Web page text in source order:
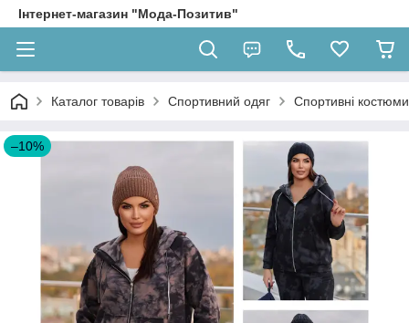
Інтернет-магазин "Мода-Позитив"
Каталог товарів Спортивний одяг Спортивні костюми
–10%